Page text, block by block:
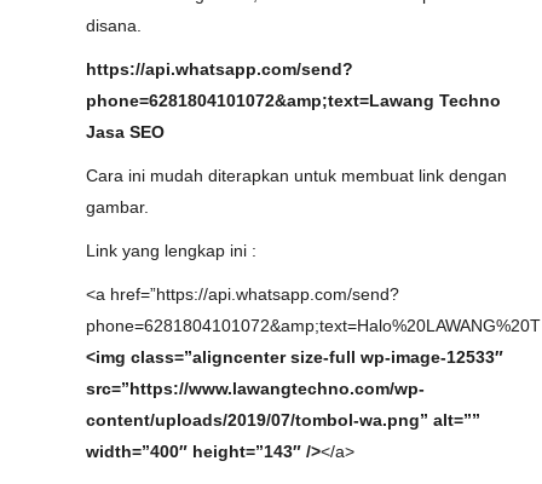
disana.
https://api.whatsapp.com/send?
phone=6281804101072&amp;text=Lawang Techno
Jasa SEO
Cara ini mudah diterapkan untuk membuat link dengan
gambar.
Link yang lengkap ini :
<a href=”https://api.whatsapp.com/send?
<img class=”aligncenter size-full wp-image-12533″
src=”https://www.lawangtechno.com/wp-
content/uploads/2019/07/tombol-wa.png” alt=””
width=”400″ height=”143″ /></a>